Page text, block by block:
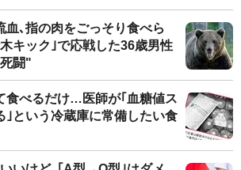
血､指の肉をごっそり食べら
キック｣で応戦した36歳男性
闘"
食べるだけ…医師が｢血糖値ス
｣という冷蔵庫に常備したい食